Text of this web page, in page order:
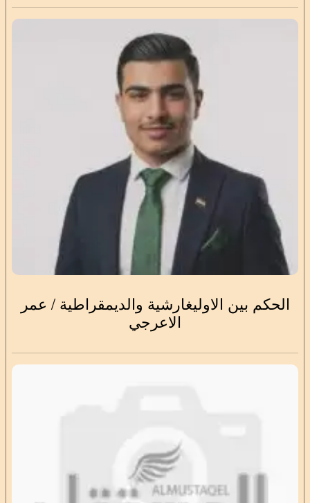
الحكم بين الاوليغارشية والديمقراطية / عمر
الاعرجي